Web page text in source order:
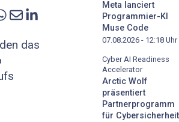
das
Meta lanciert
Programmier-KI
Muse Code
07.08.2026 - 12:18 Uhr
Cyber AI Readiness
Accelerator
Arctic Wolf
präsentiert
Partnerprogramm
für Cybersicherheit